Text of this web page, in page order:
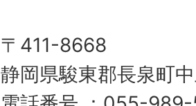
〒411-8668
静岡県駿東郡長泉町